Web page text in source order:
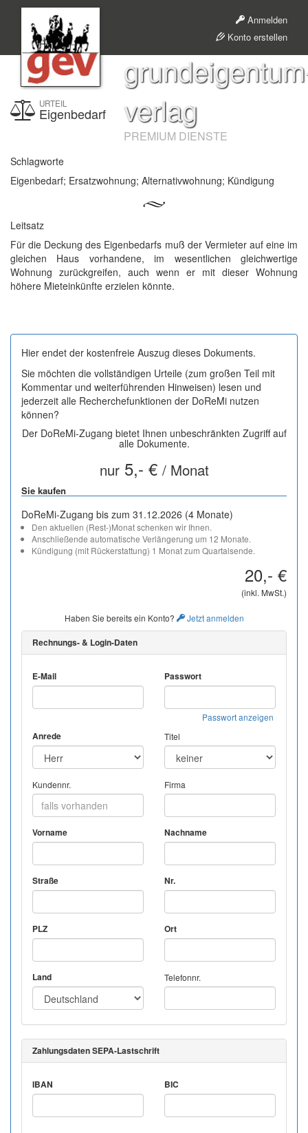
Anmelden
Konto erstellen
verlag
PREMIUM DIENSTE
URTEIL
Eigenbedarf
Schlagworte
Eigenbedarf; Ersatzwohnung; Alternativwohnung; Kündigung
Leitsatz
Für die Deckung des Eigenbedarfs muß der Vermieter auf eine im
gleichen Haus vorhandene, im wesentlichen gleichwertige
Wohnung zurückgreifen, auch wenn er mit dieser Wohnung
höhere Mieteinkünfte erzielen könnte.
Hier endet der kostenfreie Auszug dieses Dokuments.
Sie möchten die vollständigen Urteile (zum großen Teil mit
Kommentar und weiterführenden Hinweisen) lesen und
jederzeit alle Recherchefunktionen der DoReMi nutzen
können?
Der DoReMi-Zugang bietet Ihnen unbeschränkten Zugriff auf
alle Dokumente.
nur5,- € / Monat
Sie kaufen
DoReMi-Zugang bis zum 31.12.2026 (4 Monate)
Den aktuellen (Rest-)Monat schenken wir Ihnen.
Anschließende automatische Verlängerung um 12 Monate.
Kündigung (mit Rückerstattung) 1 Monat zum Quartalsende.
20,- €
(inkl. MwSt.)
Haben Sie bereits ein Konto? Jetzt anmelden
Rechnungs- & Login-Daten
E-Mail Passwort
Passwort anzeigen
Anrede Titel
Kundennr. Firma
Vorname Nachname
Straße Nr.
PLZ Ort
Land Telefonnr.
Zahlungsdaten SEPA-Lastschrift
IBAN BIC